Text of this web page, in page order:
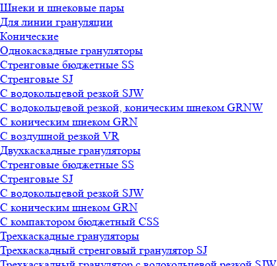
Шнеки и шнековые пары
Для линии грануляции
Конические
Однокаскадные грануляторы
Стренговые бюджетные SS
Стренговые SJ
С водокольцевой резкой SJW
С водокольцевой резкой, коническим шнеком GRNW
С коническим шнеком GRN
С воздушной резкой VR
Двухкаскадные грануляторы
Стренговые бюджетные SS
Стренговые SJ
С водокольцевой резкой SJW
С коническим шнеком GRN
С компактором бюджетный CSS
Трехкаскадные грануляторы
Трехкаскадный стренговый гранулятор SJ